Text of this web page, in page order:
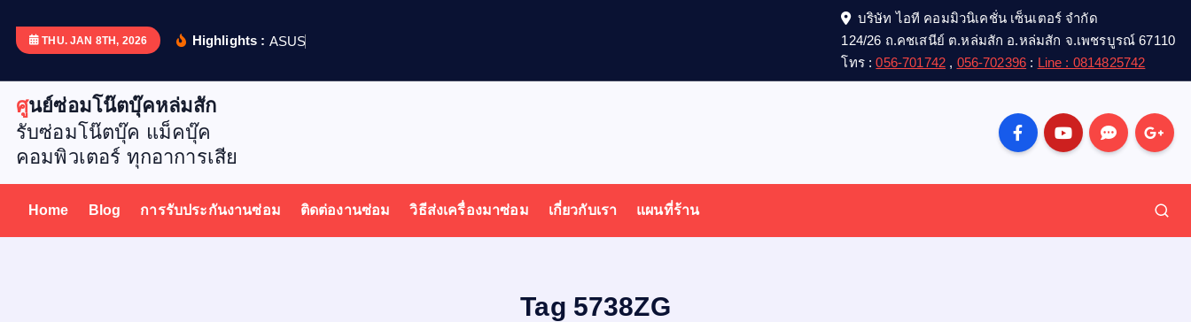
p
THU. JAN 8TH, 2026 Highlights : ASUS
บริษัท ไอที คอมมิวนิเคชั่น เซ็นเตอร์ จำกัด
124/26 ถ.คชเสนีย์ ต.หล่มสัก อ.หล่มสัก จ.เพชรบูรณ์ 67110
โทร :056-701742 , 056-702396 : Line : 0814825742
ศูนย์ซ่อมโน๊ตบุ๊คหล่มสัก
รับซ่อมโน๊ตบุ๊ค แม็คบุ๊ค
คอมพิวเตอร์ ทุกอาการเสีย
Home Blog การรับประกันงานซ่อม ติดต่องานซ่อม วิธีส่งเครื่องมาซ่อม เกี่ยวกับเรา แผนที่ร้าน
Tag 5738ZG